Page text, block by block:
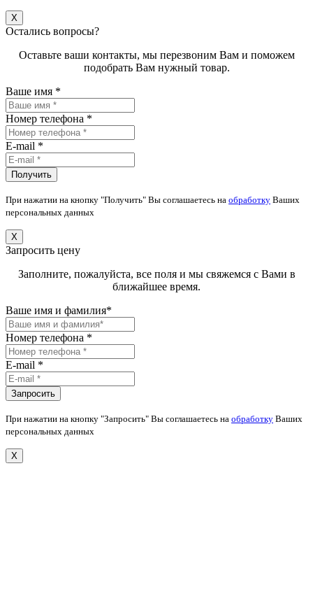
X
Остались вопросы?
Оставьте ваши контакты, мы перезвоним Вам и поможем
подобрать Вам нужный товар.
Ваше имя *
Номер телефона *
E-mail *
При нажатии на кнопку "Получить" Вы соглашаетесь на обработку Ваших
персональных данных
X
Запросить цену
Заполните, пожалуйста, все поля и мы свяжемся с Вами в
ближайшее время.
Ваше имя и фамилия*
Номер телефона *
E-mail *
При нажатии на кнопку "Запросить" Вы соглашаетесь на обработку Ваших
персональных данных
X